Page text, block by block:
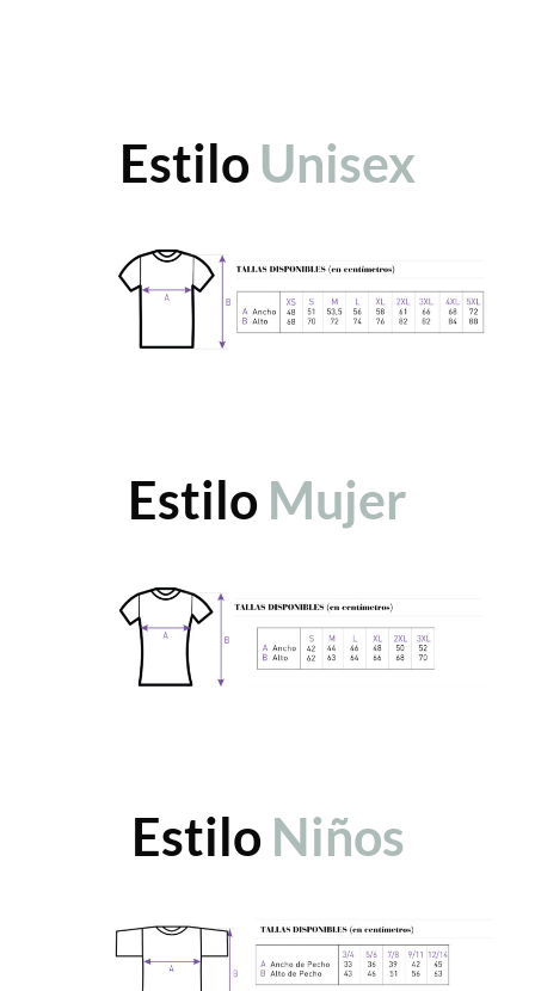
Estilo Unisex
Estilo Mujer
Estilo Niños